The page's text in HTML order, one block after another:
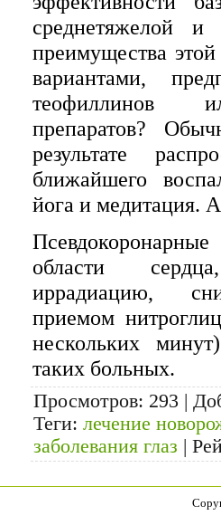
среднетяжелой
преимущества
вариантами,
теофиллинов
препаратов?
результате
ближайшего
йога и медитация.
области
иррадиацию,
приемом
нескольких
таких больных.
Просмотров: 293 |
Теги: лечение
заболевания глаз |